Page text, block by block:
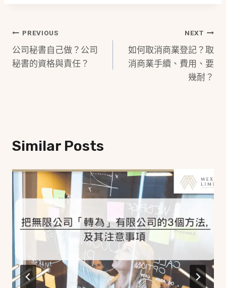
Post
Navigation
PREVIOUS
公司秘書自己做？公司
秘書的資格與責任？
NEXT
如何取消商業登記？取
消商業手續、費用、要
幾耐？
Similar Posts